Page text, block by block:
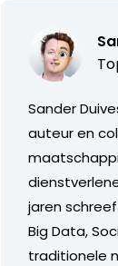
Sander
auteur en
jaren
Big Data,
traditionele